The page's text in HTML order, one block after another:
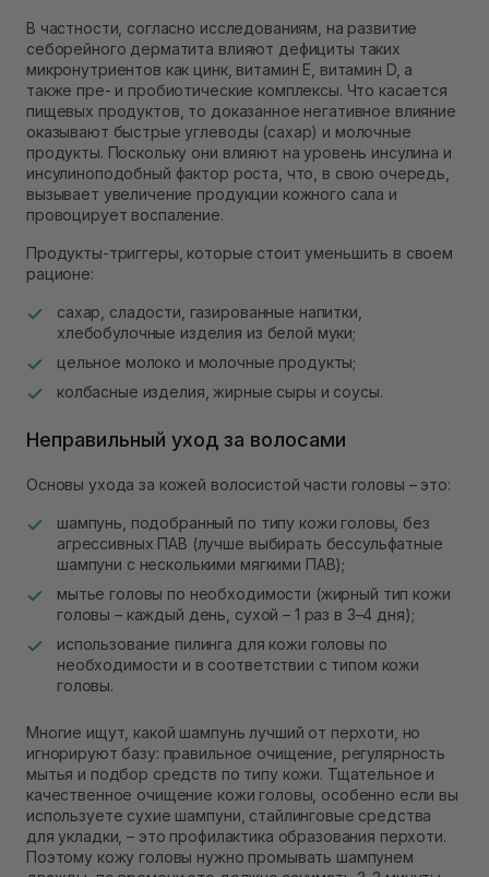
В частности, согласно исследованиям, на развитие
себорейного дерматита влияют дефициты таких
микронутриентов как цинк, витамин Е, витамин D, а
также пре- и пробиотические комплексы. Что касается
пищевых продуктов, то доказанное негативное влияние
оказывают быстрые углеводы (сахар) и молочные
продукты. Поскольку они влияют на уровень инсулина и
инсулиноподобный фактор роста, что, в свою очередь,
вызывает увеличение продукции кожного сала и
провоцирует воспаление.
Продукты-триггеры, которые стоит уменьшить в своем
рационе:
сахар, сладости, газированные напитки,
хлебобулочные изделия из белой муки;
цельное молоко и молочные продукты;
колбасные изделия, жирные сыры и соусы.
Неправильный уход за волосами
Основы ухода за кожей волосистой части головы – это:
шампунь, подобранный по типу кожи головы, без
агрессивных ПАВ (лучше выбирать бессульфатные
шампуни с несколькими мягкими ПАВ);
мытье головы по необходимости (жирный тип кожи
головы – каждый день, сухой – 1 раз в 3–4 дня);
использование пилинга для кожи головы по
необходимости и в соответствии с типом кожи
головы.
Многие ищут, какой шампунь лучший от перхоти, но
игнорируют базу: правильное очищение, регулярность
мытья и подбор средств по типу кожи. Тщательное и
качественное очищение кожи головы, особенно если вы
используете сухие шампуни, стайлинговые средства
для укладки, – это профилактика образования перхоти.
Поэтому кожу головы нужно промывать шампунем